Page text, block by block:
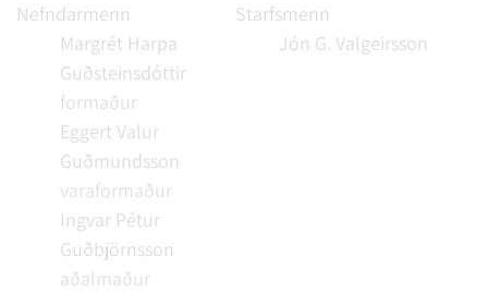
Nefndarmenn
Margrét Harpa
Guðsteinsdóttir
formaður
Eggert Valur
Guðmundsson
varaformaður
Ingvar Pétur
Guðbjörnsson
aðalmaður
Starfsmenn
Jón G. Valgeirsson